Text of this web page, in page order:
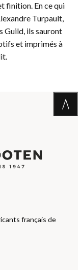
finition. En ce qui
Turpault,
Guild, ils sauront
et imprimés à
français de